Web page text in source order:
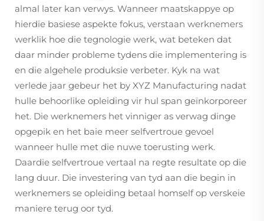
almal later kan verwys. Wanneer maatskappye op
hierdie basiese aspekte fokus, verstaan werknemers
werklik hoe die tegnologie werk, wat beteken dat
daar minder probleme tydens die implementering is
en die algehele produksie verbeter. Kyk na wat
verlede jaar gebeur het by XYZ Manufacturing nadat
hulle behoorlike opleiding vir hul span geïnkorporeer
het. Die werknemers het vinniger as verwag dinge
opgepik en het baie meer selfvertroue gevoel
wanneer hulle met die nuwe toerusting werk.
Daardie selfvertroue vertaal na regte resultate op die
lang duur. Die investering van tyd aan die begin in
werknemers se opleiding betaal homself op verskeie
maniere terug oor tyd.